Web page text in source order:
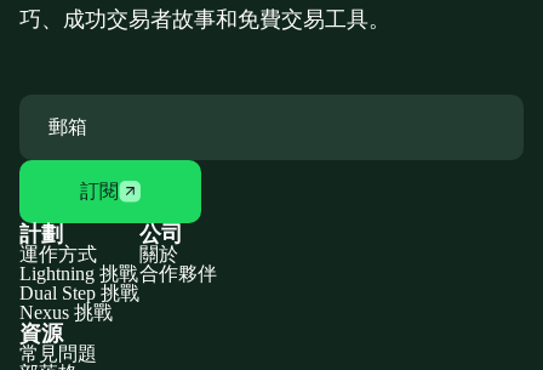
巧、成功交易者故事和免費交易工具。
訂閱
計劃
運作方式
Lightning 挑戰
Dual Step 挑戰
Nexus 挑戰
公司
關於
合作夥伴
資源
常見問題